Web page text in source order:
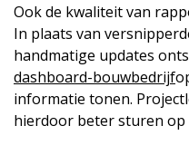
Ook de kwaliteit van
In plaats van
handmatige updates
dashboard-bouwbedrijf
informatie tonen.
hierdoor beter sturen op